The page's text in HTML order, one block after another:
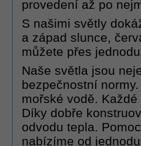
provedení až po
S našimi světly
a západ slunce,
můžete přes
Naše světla jsou
bezpečnostní
mořské vodě.
Díky dobře
odvodu tepla.
nabízíme od